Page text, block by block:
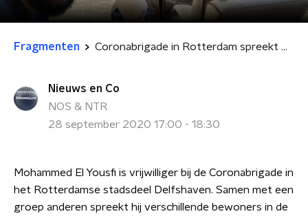
Fragmenten Coronabrigade in Rotterdam spreekt mensen aan in eigen taal
Nieuws en Co
NOS & NTR
28 september 2020 17:00 - 18:30
Mohammed El Yousfi is vrijwilliger bij de Coronabrigade in
het Rotterdamse stadsdeel Delfshaven. Samen met een
groep anderen spreekt hij verschillende bewoners in de